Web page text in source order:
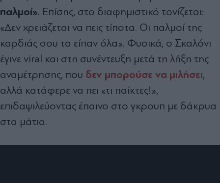
παλμοί». Επίσης, στο διαφημιστικό τονίζεται:
«Δεν χρειάζεται να πεις τίποτα. Οι παλμοί της
καρδιάς σου τα είπαν όλα». Φυσικά, ο Σκαλόνι
έγινε viral και στη συνέντευξη μετά τη λήξη της
αναμέτρησης, που δεν μπορούσε να μιλήσει,
αλλά κατάφερε να πει «τι παίκτες!»,
επιδαψιλεύοντας έπαινο στο γκρουπ με δάκρυα
στα μάτια.